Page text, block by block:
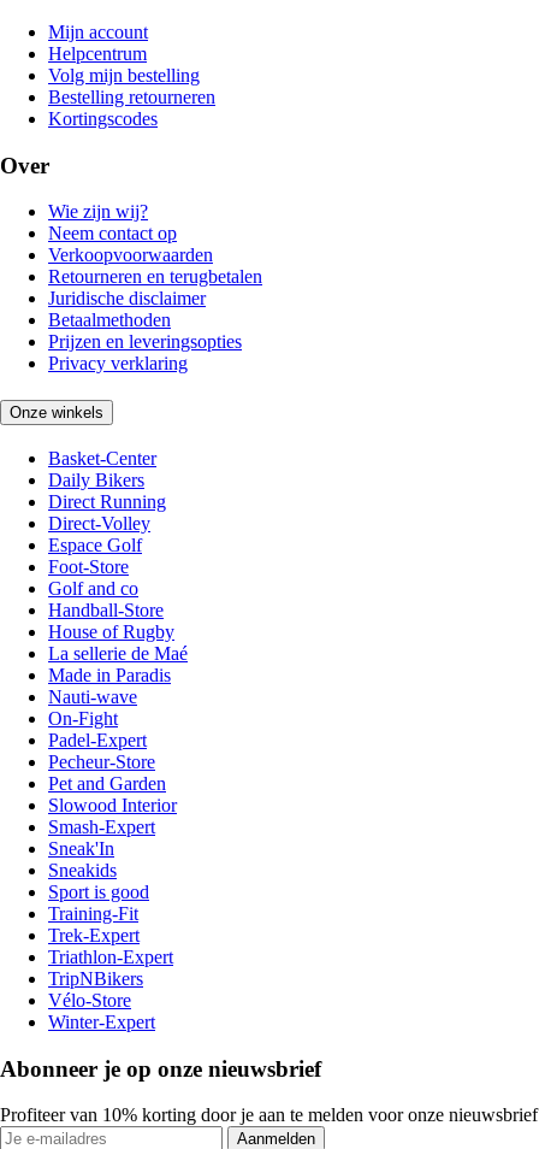
Mijn account
Helpcentrum
Volg mijn bestelling
Bestelling retourneren
Kortingscodes
Over
Wie zijn wij?
Neem contact op
Verkoopvoorwaarden
Retourneren en terugbetalen
Juridische disclaimer
Betaalmethoden
Prijzen en leveringsopties
Privacy verklaring
Onze winkels
Basket-Center
Daily Bikers
Direct Running
Direct-Volley
Espace Golf
Foot-Store
Golf and co
Handball-Store
House of Rugby
La sellerie de Maé
Made in Paradis
Nauti-wave
On-Fight
Padel-Expert
Pecheur-Store
Pet and Garden
Slowood Interior
Smash-Expert
Sneak'In
Sneakids
Sport is good
Training-Fit
Trek-Expert
Triathlon-Expert
TripNBikers
Vélo-Store
Winter-Expert
Abonneer je op onze nieuwsbrief
Profiteer van 10% korting door je aan te melden voor onze nieuwsbrief
Aanmelden